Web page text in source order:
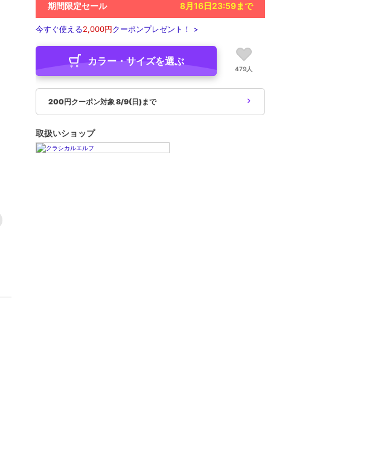
期間限定セール 8月16日23:59まで
今すぐ使える2,000円クーポンプレゼント！ >
カラー・サイズを選ぶ
479人
200円クーポン対象 8/9(日)まで
取扱いショップ